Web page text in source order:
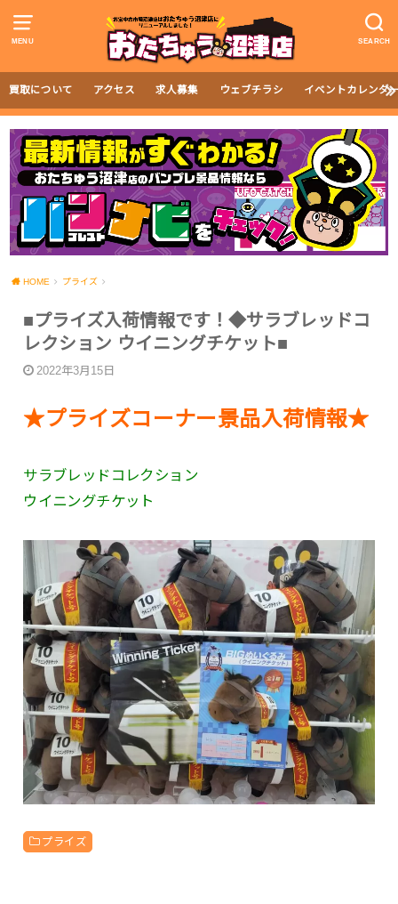
MENU SEARCH
買取について アクセス 求人募集 ウェブチラシ イベントカレンダ
HOME プライズ
■プライズ入荷情報です！◆サラブレッドコ
レクション ウイニングチケット■
2022年3月15日
★プライズコーナー景品入荷情報★
サラブレッドコレクション
ウイニングチケット
プライズ